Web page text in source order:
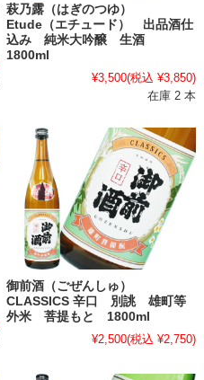
萩乃露（はぎのつゆ）
Etude（エチュード） 出品酒仕
込み 純米大吟醸 生酒
1800ml
¥3,500(税込 ¥3,850)
在庫 2 本
御前酒（ごぜんしゅ）
CLASSICS 辛口 別誂 雄町等
外米 菩提もと 1800ml
¥2,500(税込 ¥2,750)